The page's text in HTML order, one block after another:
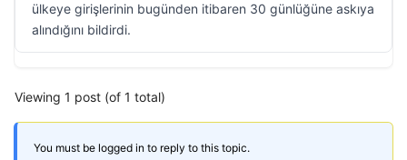
ülkeye girişlerinin bugünden itibaren 30 günlüğüne askıya
alındığını bildirdi.
Viewing 1 post (of 1 total)
You must be logged in to reply to this topic.